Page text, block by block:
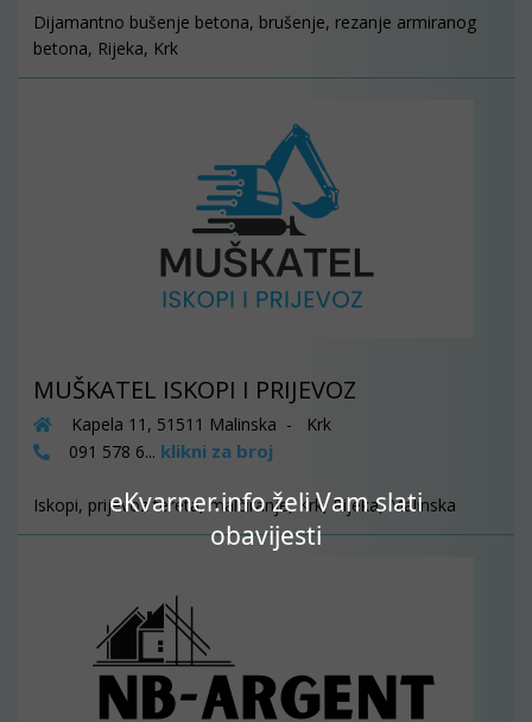
eKvarner.info želi Vam slati
obavijesti
Dijamantno bušenje betona, brušenje, rezanje armiranog
betona, Rijeka, Krk
MUŠKATEL ISKOPI I PRIJEVOZ
Kapela 11, 51511 Malinska - Krk
091 578 6... klikni za broj
Iskopi, prijevoz tereta, malčiranje, Krk, Rijeka, Malinska